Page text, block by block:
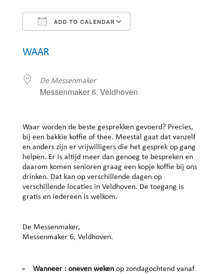
ADD TO CALENDAR
WAAR
De Messenmaker
Messenmaker 6, Veldhoven
Waar worden de beste gesprekken gevoerd? Precies,
bij een bakkie koffie of thee. Meestal gaat dat vanzelf
en anders zijn er vrijwilligers die het gesprek op gang
helpen. Er is altijd meer dan genoeg te bespreken en
daarom komen senioren graag een kopje koffie bij ons
drinken. Dat kan op verschillende dagen op
verschillende locaties in Veldhoven. De toegang is
gratis en iedereen is welkom.
De Messenmaker,
Messenmaker 6, Veldhoven.
Wanneer : oneven wekenop zondagochtend vanaf